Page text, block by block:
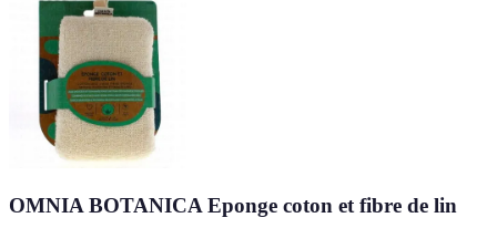
OMNIA BOTANICA Eponge coton et fibre de lin